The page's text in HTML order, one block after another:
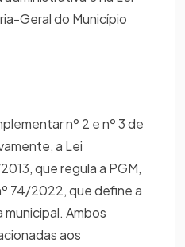
Geral do Município
nº 2 e nº 3 de
a Lei
que regula a PGM,
74/2022, que define a
Ambos
aos